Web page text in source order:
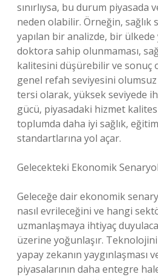
sınırlıysa, bu durum piyasada
neden olabilir. Örneğin, sağlık
yapılan bir analizde, bir ülkede
doktora sahip olunmaması,
kalitesini düşürebilir ve sonuç
genel refah seviyesini
tersi olarak, yüksek seviyede
gücü, piyasadaki hizmet
toplumda daha iyi sağlık,
standartlarına yol açar.
Gelecekteki Ekonomik
Geleceğe dair ekonomik
nasıl evrileceğini ve hangi
uzmanlaşmaya ihtiyaç
üzerine yoğunlaşır.
yapay zekanın yaygınlaşması
piyasalarının daha entegre